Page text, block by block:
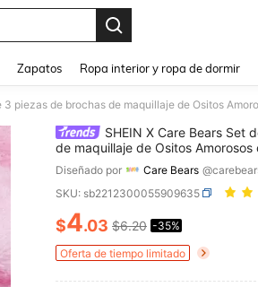
Zapatos Ropa interior y ropa de dormir
SHEIN X Care Bears Set
de maquillaje de Ositos
Valentín
Diseñado por Care Bears
SKU: sb2212300055909635
PRICE AND
$4.03 $6.20 -35%
Oferta de tiempo limitado